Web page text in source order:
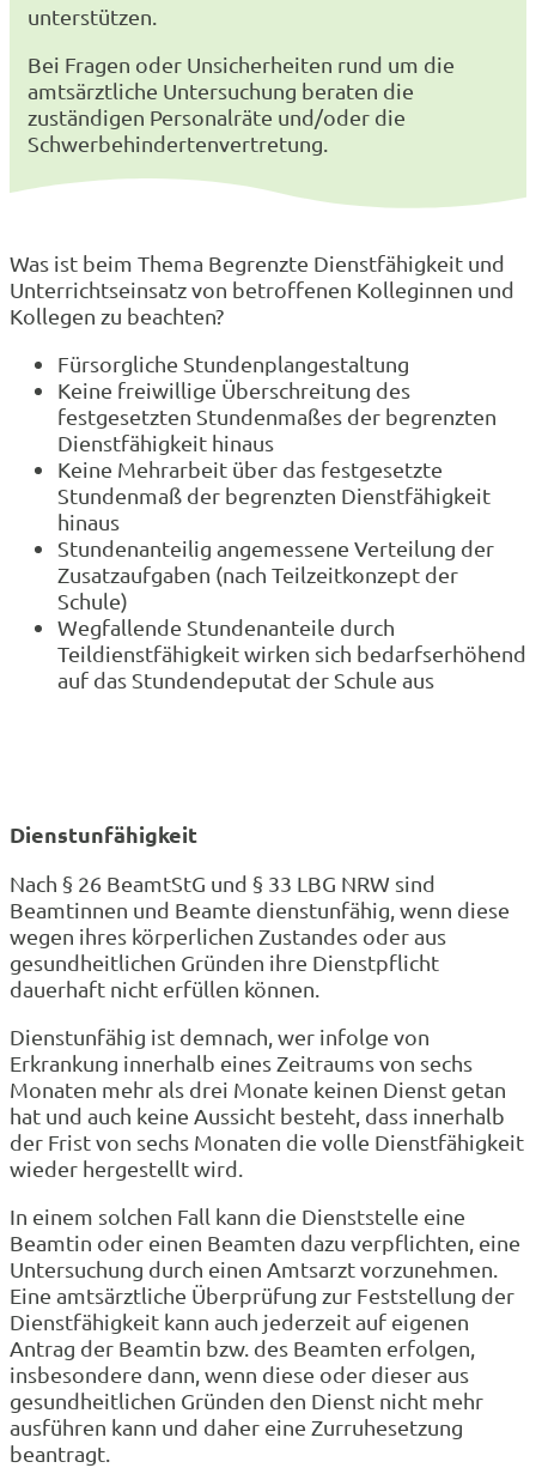
unterstützen.
Bei Fragen oder Unsicherheiten rund um die
amtsärztliche Untersuchung beraten die
zuständigen Personalräte und/oder die
Schwerbehindertenvertretung.
Was ist beim Thema Begrenzte Dienstfähigkeit und
Unterrichtseinsatz von betroffenen Kolleginnen und
Kollegen zu beachten?
Fürsorgliche Stundenplangestaltung
Keine freiwillige Überschreitung des
festgesetzten Stundenmaßes der begrenzten
Dienstfähigkeit hinaus
Keine Mehrarbeit über das festgesetzte
Stundenmaß der begrenzten Dienstfähigkeit
hinaus
Stundenanteilig angemessene Verteilung der
Zusatzaufgaben (nach Teilzeitkonzept der
Schule)
Wegfallende Stundenanteile durch
Teildienstfähigkeit wirken sich bedarfserhöhend
auf das Stundendeputat der Schule aus
Dienstunfähigkeit
Nach § 26 BeamtStG und § 33 LBG NRW sind
Beamtinnen und Beamte dienstunfähig, wenn diese
wegen ihres körperlichen Zustandes oder aus
gesundheitlichen Gründen ihre Dienstpflicht
dauerhaft nicht erfüllen können.
Dienstunfähig ist demnach, wer infolge von
Erkrankung innerhalb eines Zeitraums von sechs
Monaten mehr als drei Monate keinen Dienst getan
hat und auch keine Aussicht besteht, dass innerhalb
der Frist von sechs Monaten die volle Dienstfähigkeit
wieder hergestellt wird.
In einem solchen Fall kann die Dienststelle eine
Beamtin oder einen Beamten dazu verpflichten, eine
Untersuchung durch einen Amtsarzt vorzunehmen.
Eine amtsärztliche Überprüfung zur Feststellung der
Dienstfähigkeit kann auch jederzeit auf eigenen
Antrag der Beamtin bzw. des Beamten erfolgen,
insbesondere dann, wenn diese oder dieser aus
gesundheitlichen Gründen den Dienst nicht mehr
ausführen kann und daher eine Zurruhesetzung
beantragt.